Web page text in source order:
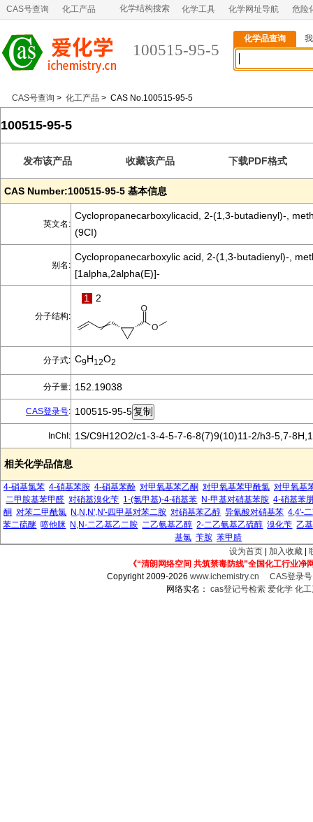
CAS号查询 化工产品 化学结构搜索 化学工具 化学网址导航 危险
100515-95-5
化学品查询
CAS号查询 > 化工产品 > CAS No.100515-95-5
100515-95-5
发布该产品 收藏该产品 下载PDF格式
CAS Number:100515-95-5 基本信息
英文名:
Cyclopropanecarboxylicacid, 2-(1,3-butadienyl)-,
(9CI)
别名:
Cyclopropanecarboxylic acid, 2-(1,3-butadienyl)-,
[1alpha,2alpha(E)]-
分子结构:
1 2
分子式: C9H12O2
分子量: 152.19038
CAS登录号: 100515-95-5
InChI: 1S/C9H12O2/c1-3-4-5-7-6-8(7)9(10)11-2/h3-5,7-
相关化学品信息
4-硝基氯苯 4-硝基苯胺 4-硝基苯酚 对甲氧基苯乙酮 对甲氧基苯甲酰氯 对甲氧基
二甲胺基苯甲醛 对硝基溴化苄 1-(氯甲基)-4-硝基苯 N-甲基对硝基苯胺 4-硝基苯
酮 对苯二甲酰氯 N,N,N',N'-四甲基对苯二胺 对硝基苯乙醇 异氰酸对硝基苯 4,4'-
苯二硫醚 喷他脒 N,N-二乙基乙二胺 二乙氨基乙醇 2-二乙氨基乙硫醇 溴化苄 乙
基氯 苄胺 苯甲腈
设为首页
加入收藏
《“清朗网络空间 共筑禁毒防线”全国化工行业净
Copyright 2009-2026www.ichemistry.cn
CAS登录
网络实名：cas登记号检索 爱化学 化